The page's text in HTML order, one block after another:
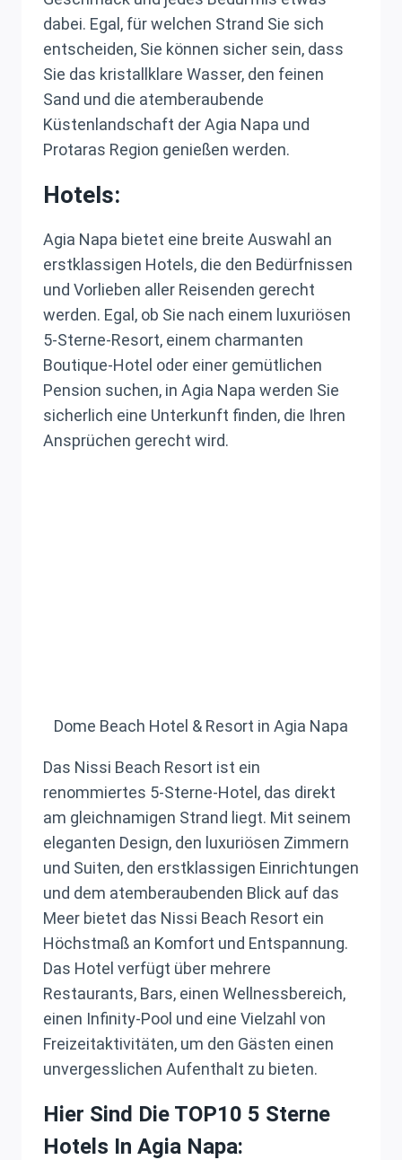
dabei. Egal, für welchen Strand Sie sich
entscheiden, Sie können sicher sein, dass
Sie das kristallklare Wasser, den feinen
Sand und die atemberaubende
Küstenlandschaft der Agia Napa und
Protaras Region genießen werden.
Hotels:
Agia Napa bietet eine breite Auswahl an
erstklassigen Hotels, die den Bedürfnissen
und Vorlieben aller Reisenden gerecht
werden. Egal, ob Sie nach einem luxuriösen
5-Sterne-Resort, einem charmanten
Boutique-Hotel oder einer gemütlichen
Pension suchen, in Agia Napa werden Sie
sicherlich eine Unterkunft finden, die Ihren
Ansprüchen gerecht wird.
Dome Beach Hotel & Resort in Agia Napa
Das Nissi Beach Resort ist ein
renommiertes 5-Sterne-Hotel, das direkt
am gleichnamigen Strand liegt. Mit seinem
eleganten Design, den luxuriösen Zimmern
und Suiten, den erstklassigen Einrichtungen
und dem atemberaubenden Blick auf das
Meer bietet das Nissi Beach Resort ein
Höchstmaß an Komfort und Entspannung.
Das Hotel verfügt über mehrere
Restaurants, Bars, einen Wellnessbereich,
einen Infinity-Pool und eine Vielzahl von
Freizeitaktivitäten, um den Gästen einen
unvergesslichen Aufenthalt zu bieten.
Hier Sind Die TOP10 5 Sterne
Hotels In Agia Napa: